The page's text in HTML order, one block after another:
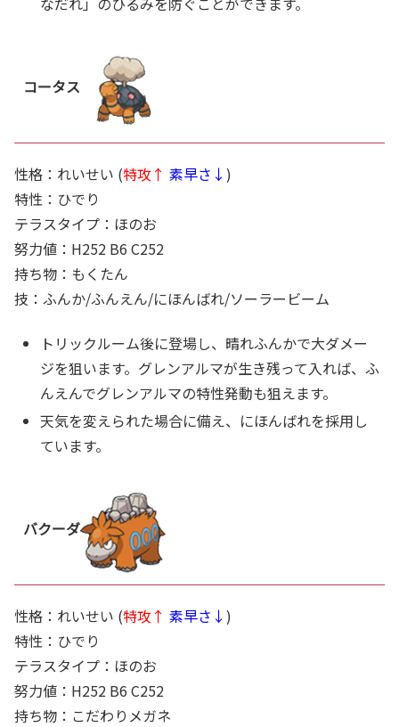
コータス
性格：れいせい (特攻↑ 素早さ↓ )
特性：ひでり
テラスタイプ：ほのお
努力値：H252 B6 C252
持ち物：もくたん
技：ふんか/ふんえん/にほんばれ/ソーラービーム
トリックルーム後に登場し、晴れふんかで大ダメー
ジを狙います。グレンアルマが生き残って入れば、ふ
んえんでグレンアルマの特性発動も狙えます。
天気を変えられた場合に備え、にほんばれを採用し
ています。
バクーダ
性格：れいせい (特攻↑ 素早さ↓ )
特性：ひでり
テラスタイプ：ほのお
努力値：H252 B6 C252
持ち物：こだわりメガネ